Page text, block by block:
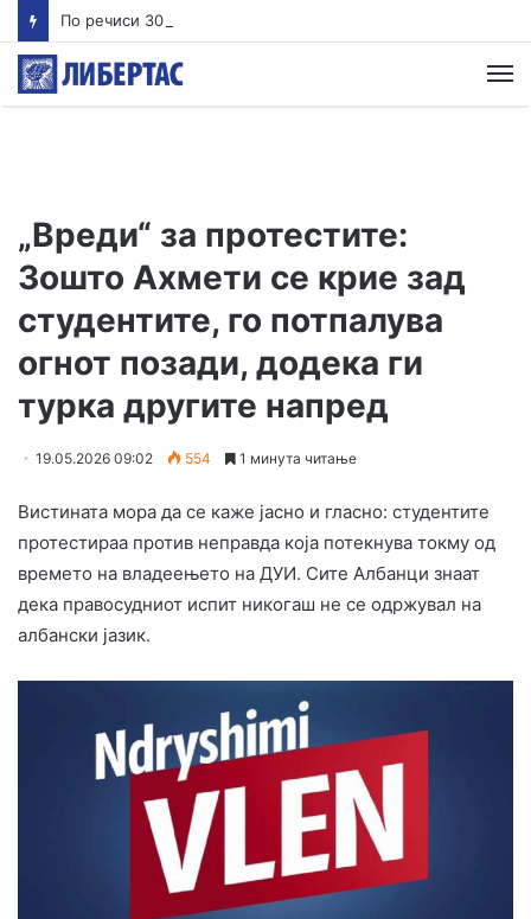
„Вреди“ за протестите:
Зошто Ахмети се крие зад
студентите, го потпалува
огнот позади, додека ги
турка другите напред
19.05.2026 09:02 554 1 минута читање
Вистината мора да се каже јасно и гласно: студентите
протестираа против неправда која потекнува токму од
времето на владеењето на ДУИ. Сите Албанци знаат
дека правосудниот испит никогаш не се одржувал на
албански јазик.